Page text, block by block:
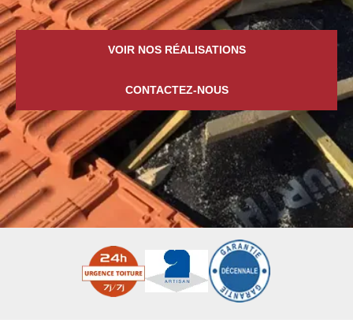
VOIR NOS RÉALISATIONS
CONTACTEZ-NOUS